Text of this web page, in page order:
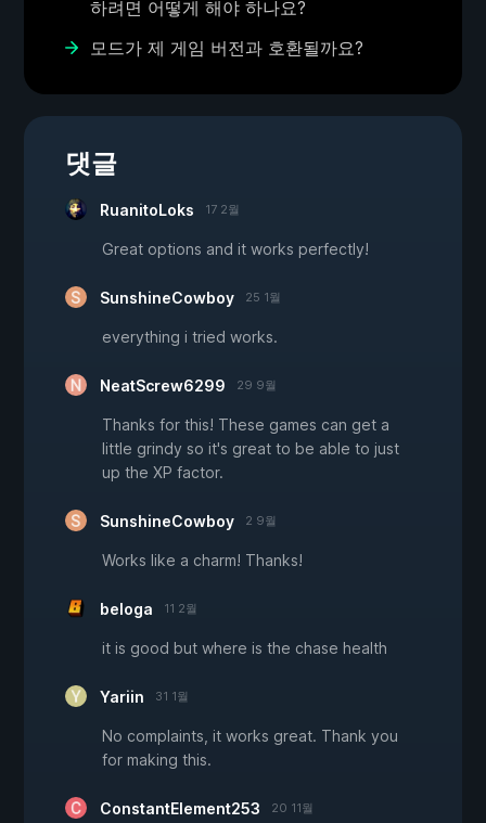
하려면 어떻게 해야 하나요?
모드가 제 게임 버전과 호환될까요?
댓글
RuanitoLoks 17 2월
Great options and it works perfectly!
SunshineCowboy 25 1월
everything i tried works.
NeatScrew6299 29 9월
Thanks for this! These games can get a
little grindy so it's great to be able to just
up the XP factor.
SunshineCowboy 2 9월
Works like a charm! Thanks!
beloga 11 2월
it is good but where is the chase health
Yariin 31 1월
No complaints, it works great. Thank you
for making this.
ConstantElement253 20 11월